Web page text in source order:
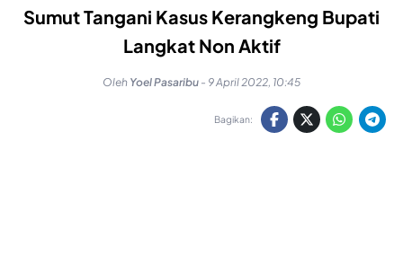
Sumut Tangani Kasus Kerangkeng Bupati
Langkat Non Aktif
Oleh Yoel Pasaribu - 9 April 2022, 10:45
Bagikan: